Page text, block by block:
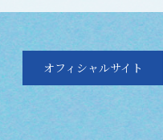
オフィシャルサイト